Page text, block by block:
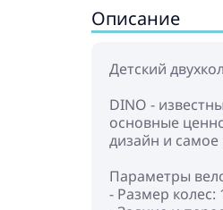
Описание
Детский
DINO -
основные
дизайн и
Параметры
- Размер колес: